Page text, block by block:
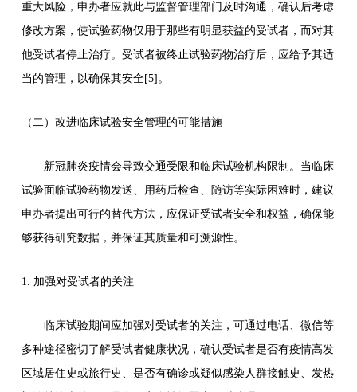
重大风险，申办者应就此与监督管理部门及时沟通，确认后考虑
修改方案，使试验药物仅用于那些有明显获益的受试者，而对其
他受试者停止治疗。受试者被终止试验药物治疗后，应给予其适
当的管理，以确保其安全[5]。
（二）改进临床试验安全管理的可能措施
新冠肺炎疫情会导致交通受限和临床试验机构限制。当临床
试验面临试验药物发送、用药后检查、随访等实际困难时，建议
申办者提出可行的替代方法，应保证受试者安全和权益，确保能
够获得研究数据，并保证其质量和可溯源性。
1. 加强对受试者的关注
临床试验期间应加强对受试者的关注，可通过电话、微信等
多种途径密切了解受试者健康状况，确认受试者是否有疫情高发
区域居住史或旅行史、是否有确诊或疑似感染人群接触史、发热